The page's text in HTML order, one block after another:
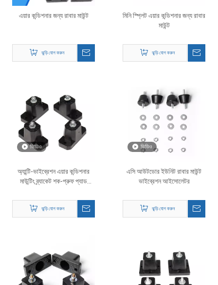
এয়ার কন্ডিশনার জন্য রাবার মাউন্ট
ঝুড়ি যোগ করুন
মিনি স্প্লিট এয়ার কন্ডিশনার জন্য রাবার
মাউন্ট
ঝুড়ি যোগ করুন
ভিডিও
অ্যান্টি-ভাইব্রেশন এয়ার কন্ডিশনার
মাউন্টিং ব্র্যাকেট শক-প্রুফ প্যাড
ঝুড়ি যোগ করুন
ভিডিও
এসি আউটডোর ইউনিট রাবার মাউন্ট
ভাইব্রেশন আইসোলেটর
ঝুড়ি যোগ করুন